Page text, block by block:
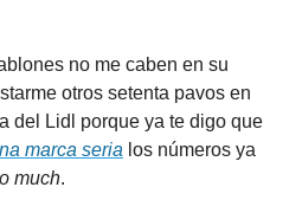
no me caben en su
otros setenta pavos en
del Lidl porque ya te digo que
marca seria los números ya
much.